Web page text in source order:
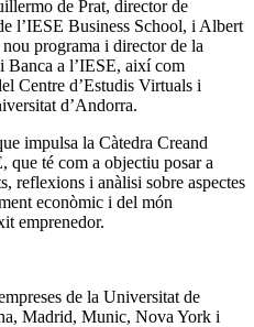
de Prat, director de
l’IESE Business School, i Albert
programa i director de la
Banca a l’IESE, així com
Centre d’Estudis Virtuals i
d’Andorra.
impulsa la Càtedra Creand
que té com a objectiu posar a
reflexions i anàlisi sobre aspectes
econòmic i del món
emprenedor.
de la Universitat de
Madrid, Munic, Nova York i